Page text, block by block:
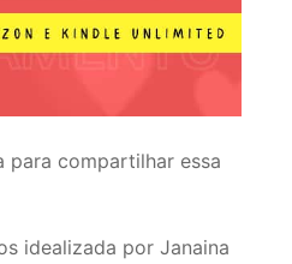
para compartilhar essa
idealizada por Janaina